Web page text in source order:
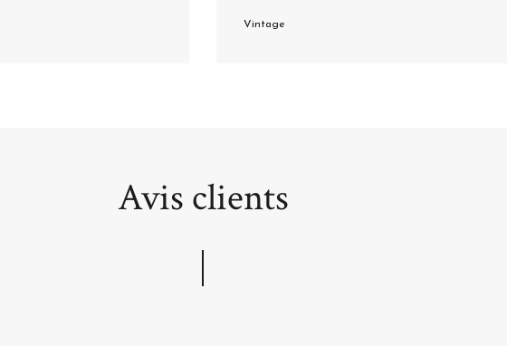
Vintage
Avis clients